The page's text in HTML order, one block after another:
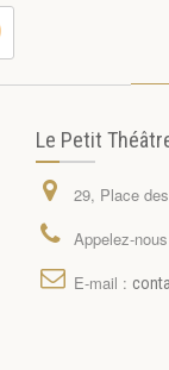
Le Petit
29, Place
Appelez-
E-mail :